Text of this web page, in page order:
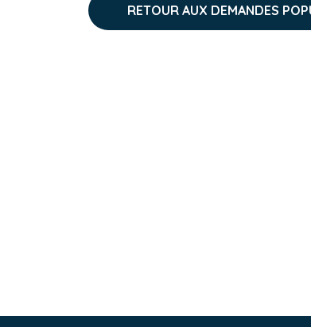
RETOUR AUX DEMANDES